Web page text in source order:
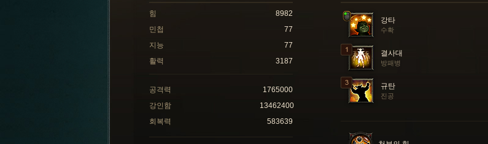
강타
수확
결사대
방패병
규탄
진공
힘
8982
민첩
77
지능
77
활력
3187
공격력
1765000
강인함
13462400
회복력
583639